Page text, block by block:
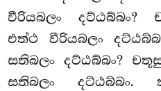
වීරියබලං දට්ඨබ්බං?
එත්ථ වීරියබලං
සතිබලං දට්ඨබ්බං?
සතිබලං